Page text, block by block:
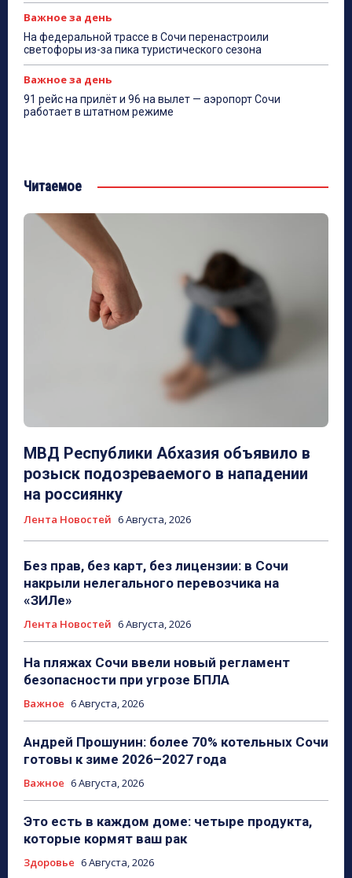
Важное за день
На федеральной трассе в Сочи перенастроили
светофоры из-за пика туристического сезона
Важное за день
91 рейс на прилёт и 96 на вылет — аэропорт Сочи
работает в штатном режиме
Читаемое
МВД Республики Абхазия объявило в
розыск подозреваемого в нападении
на россиянку
Лента Новостей 6 Августа, 2026
Без прав, без карт, без лицензии: в Сочи
накрыли нелегального перевозчика на
«ЗИЛе»
Лента Новостей 6 Августа, 2026
На пляжах Сочи ввели новый регламент
безопасности при угрозе БПЛА
Важное 6 Августа, 2026
Андрей Прошунин: более 70% котельных Сочи
готовы к зиме 2026–2027 года
Важное 6 Августа, 2026
Это есть в каждом доме: четыре продукта,
которые кормят ваш рак
Здоровье 6 Августа, 2026